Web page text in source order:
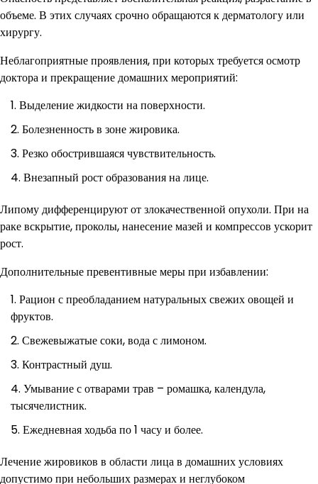
объеме. В этих случаях срочно обращаются к дерматологу или
хирургу.
Неблагоприятные проявления, при которых требуется осмотр
доктора и прекращение домашних мероприятий:
Выделение жидкости на поверхности.
Болезненность в зоне жировика.
Резко обострившаяся чувствительность.
Внезапный рост образования на лице.
Липому дифференцируют от злокачественной опухоли. При на
раке вскрытие, проколы, нанесение мазей и компрессов ускорит
рост.
Дополнительные превентивные меры при избавлении:
Рацион с преобладанием натуральных свежих овощей и
фруктов.
Свежевыжатые соки, вода с лимоном.
Контрастный душ.
Умывание с отварами трав – ромашка, календула,
тысячелистник.
Ежедневная ходьба по 1 часу и более.
Лечение жировиков в области лица в домашних условиях
допустимо при небольших размерах и неглубоком